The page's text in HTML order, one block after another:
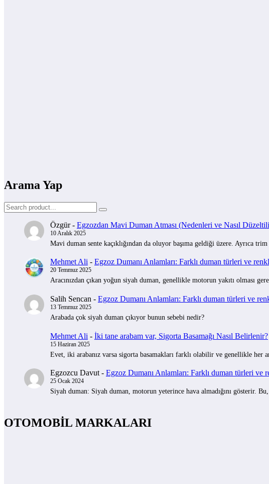
Arama Yap
Özgür- Egzozdan Mavi Duman Atması (Nedenleri ve Nasıl
10 Aralık 2025
Mavi duman sente kaçıklığından da oluyor başıma geldiği üzere. Ayrıca
Mehmet Ali - Egzoz Dumanı Anlamları: Farklı duman türleri ve
20 Temmuz 2025
Aracınızdan çıkan yoğun siyah duman, genellikle motorun yakıtı olması
Salih Sencan - Egzoz Dumanı Anlamları: Farklı duman türleri ve
13 Temmuz 2025
Arabada çok siyah duman çıkıyor bunun sebebi nedir?
Mehmet Ali - İki tane arabam var, Sigorta Basamağı Nasıl Belirlenir?
15 Haziran 2025
Evet, iki arabanız varsa sigorta basamakları farklı olabilir ve genellikle her
Egzozcu Davut - Egzoz Dumanı Anlamları: Farklı duman türleri ve
25 Ocak 2024
Siyah duman: Siyah duman, motorun yeterince hava almadığını gösterir.
OTOMOBİL MARKALARI